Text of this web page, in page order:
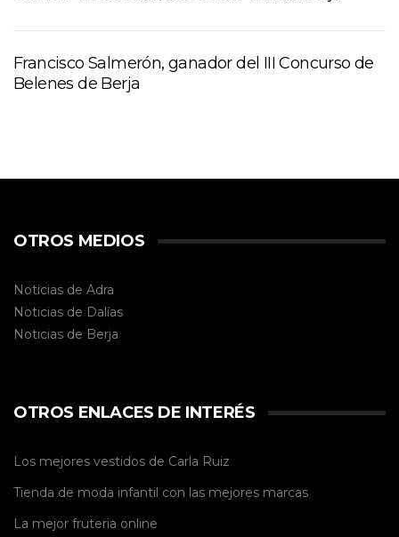
Francisco Salmerón, ganador del III Concurso de
Belenes de Berja
OTROS MEDIOS
Noticias de Adra
Noticias de Dalías
Noticias de Berja
OTROS ENLACES DE INTERÉS
Los mejores vestidos de Carla Ruiz
Tienda de moda infantil con las mejores marcas
La mejor fruteria online